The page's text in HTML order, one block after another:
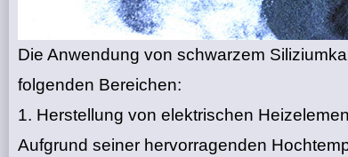
Die Anwendung von schwarzem
folgenden Bereichen:
1. Herstellung von elektrischen
Aufgrund seiner hervorragenden